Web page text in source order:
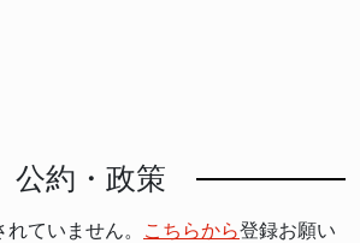
公約・政策
ていません。 こちらから登録お願い